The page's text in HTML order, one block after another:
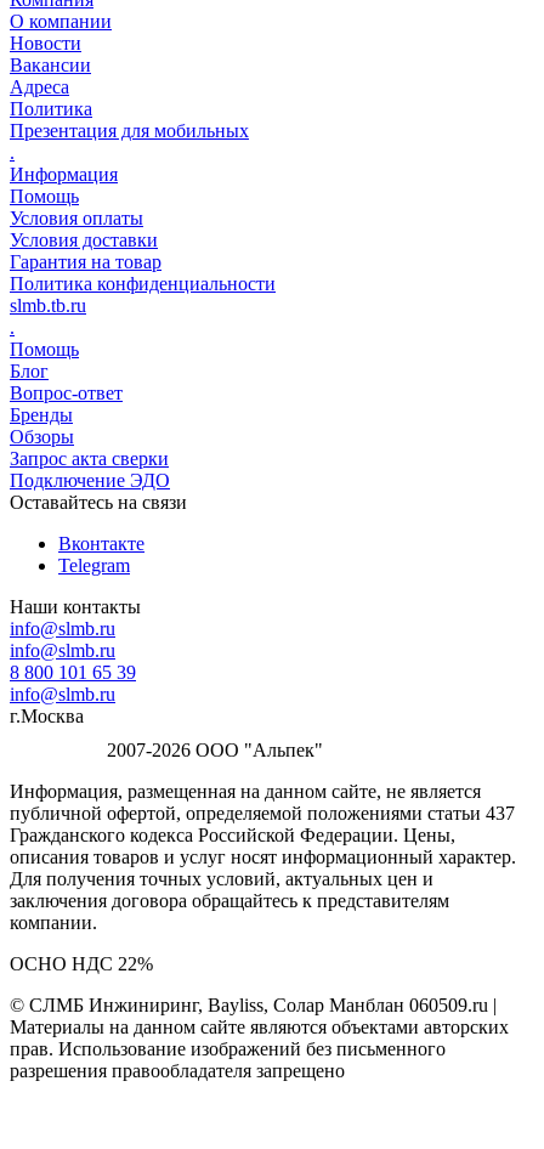
О компании
Новости
Вакансии
Адреса
Политика
Презентация для мобильных
.
Информация
Помощь
Условия оплаты
Условия доставки
Гарантия на товар
Политика конфиденциальности
slmb.tb.ru
.
Помощь
Блог
Вопрос-ответ
Бренды
Обзоры
Запрос акта сверки
Подключение ЭДО
Оставайтесь на связи
Вконтакте
Telegram
Наши контакты
info@slmb.ru
info@slmb.ru
8 800 101 65 39
info@slmb.ru
г.Москва
2007-2026 ООО "Альпек"
Информация, размещенная на данном сайте, не является
публичной офертой, определяемой положениями статьи 437
Гражданского кодекса Российской Федерации. Цены,
описания товаров и услуг носят информационный характер.
Для получения точных условий, актуальных цен и
заключения договора обращайтесь к представителям
компании.
ОСНО НДС 22%
© СЛМБ Инжиниринг, Bayliss, Солар Манблан 060509.ru |
Материалы на данном сайте являются объектами авторских
прав. Использование изображений без письменного
разрешения правообладателя запрещено